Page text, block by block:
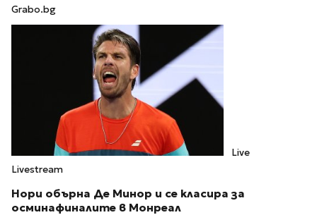
Grabo.bg
Live
Livestream
Нори обърна Де Минор и се класира за
осминафиналите в Монреал